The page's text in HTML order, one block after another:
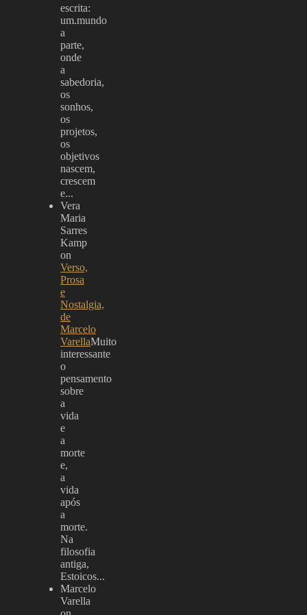
escrita:
um.mundo
a
parte,
onde
a
sabedoria,
os
sonhos,
os
projetos,
os
objetivos
nascem,
crescem
e...
Vera
Maria
Sarres
Kamp
on
Verso,
Prosa
e
Nostalgia,
de
Marcelo
VarellaMuito
interessante
o
pensamento
sobre
a
vida
e
a
morte
e,
a
vida
após
a
morte.
Na
filosofia
antiga,
Estoicos...
Marcelo
Varella